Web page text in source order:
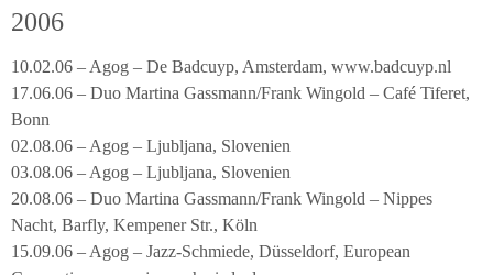
2006
10.02.06 – Agog – De Badcuyp, Amsterdam, www.badcuyp.nl
17.06.06 – Duo Martina Gassmann/Frank Wingold – Café Tiferet,
Bonn
02.08.06 – Agog – Ljubljana, Slovenien
03.08.06 – Agog – Ljubljana, Slovenien
20.08.06 – Duo Martina Gassmann/Frank Wingold – Nippes
Nacht, Barfly, Kempener Str., Köln
15.09.06 – Agog – Jazz-Schmiede, Düsseldorf, European